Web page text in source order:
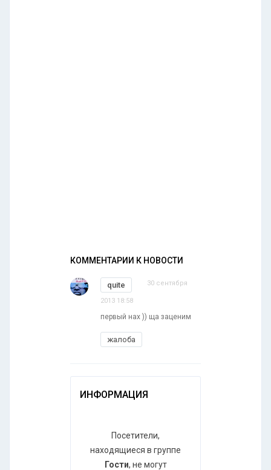
КОММЕНТАРИИ К НОВОСТИ
quite 30 сентября
2013 18:58
первый нах )) ща заценим
жалоба
ИНФОРМАЦИЯ
Посетители,
находящиеся в группе
Гости, не могут